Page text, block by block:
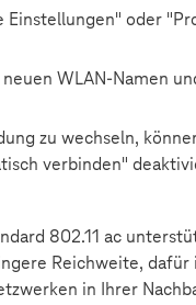
oder
WLAN-Namen
zu wechseln,
verbinden"
802.11 ac
Reichweite, dafür
in Ihrer